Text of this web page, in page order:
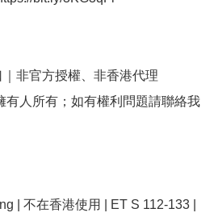
非官方授權、非香港代理
有人所有；如有權利問題請聯絡我
| 不在香港使用 | ET S 112-133 |